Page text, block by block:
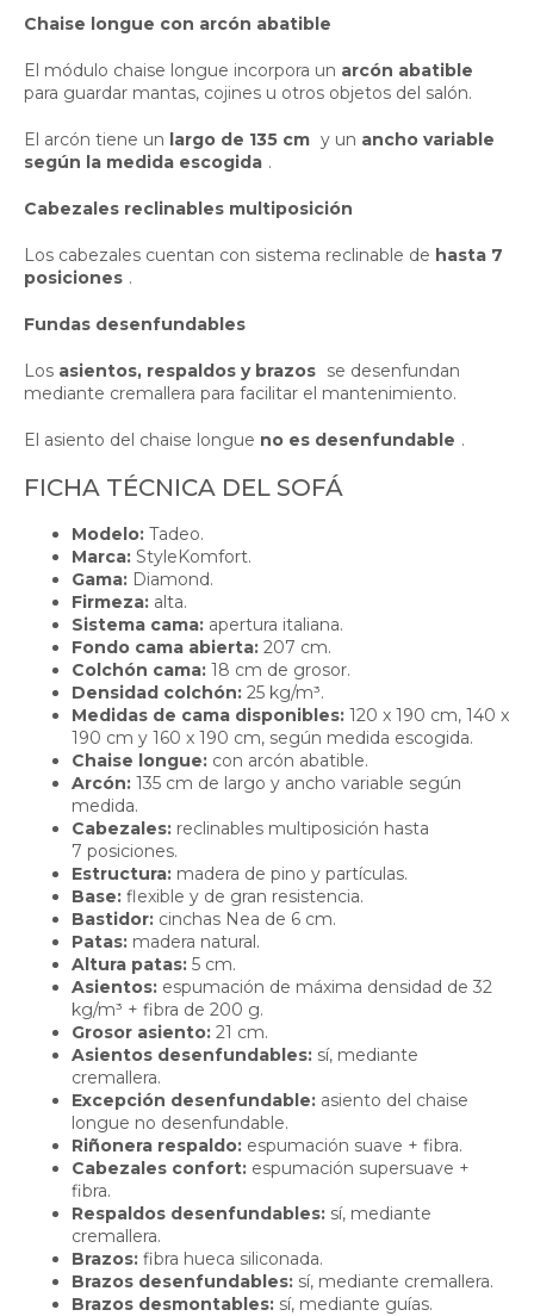
Chaise longue con arcón abatible
El módulo chaise longue incorpora un arcón abatible
para guardar mantas, cojines u otros objetos del salón.
El arcón tiene un largo de 135 cm y un ancho variable
según la medida escogida .
Cabezales reclinables multiposición
Los cabezales cuentan con sistema reclinable de hasta 7
posiciones .
Fundas desenfundables
Los asientos, respaldos y brazos se desenfundan
mediante cremallera para facilitar el mantenimiento.
El asiento del chaise longue no es desenfundable .
FICHA TÉCNICA DEL SOFÁ
Modelo: Tadeo.
Marca: StyleKomfort.
Gama: Diamond.
Firmeza: alta.
Sistema cama: apertura italiana.
Fondo cama abierta: 207 cm.
Colchón cama: 18 cm de grosor.
Densidad colchón: 25 kg/m³.
Medidas de cama disponibles: 120 x 190 cm, 140 x
190 cm y 160 x 190 cm, según medida escogida.
Chaise longue: con arcón abatible.
Arcón: 135 cm de largo y ancho variable según
medida.
Cabezales: reclinables multiposición hasta
7 posiciones.
Estructura: madera de pino y partículas.
Base: flexible y de gran resistencia.
Bastidor: cinchas Nea de 6 cm.
Patas: madera natural.
Altura patas: 5 cm.
Asientos: espumación de máxima densidad de 32
kg/m³ + fibra de 200 g.
Grosor asiento: 21 cm.
Asientos desenfundables: sí, mediante
cremallera.
Excepción desenfundable: asiento del chaise
longue no desenfundable.
Riñonera respaldo: espumación suave + fibra.
Cabezales confort: espumación supersuave +
fibra.
Respaldos desenfundables: sí, mediante
cremallera.
Brazos: fibra hueca siliconada.
Brazos desenfundables: sí, mediante cremallera.
Brazos desmontables: sí, mediante guías.